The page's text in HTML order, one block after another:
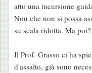
atto una incursione
Non che non si possa
su scala ridotta. Ma poi?
Il Prof. Grasso ci ha
d'assalto, già sono